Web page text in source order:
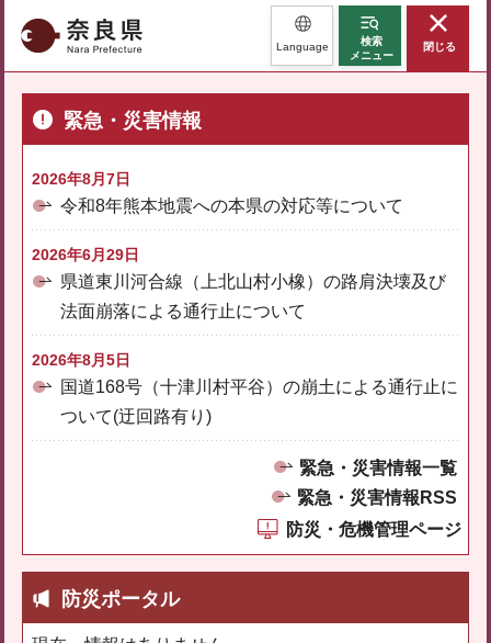
奈良県 Language
検索
メニュー
閉じる
緊急・災害情報
2026年8月7日
令和8年熊本地震への本県の対応等について
2026年6月29日
県道東川河合線（上北山村小橡）の路肩決壊及び
法面崩落による通行止について
2026年8月5日
国道168号（十津川村平谷）の崩土による通行止に
ついて(迂回路有り)
緊急・災害情報一覧
緊急・災害情報RSS
防災・危機管理ページ
防災ポータル